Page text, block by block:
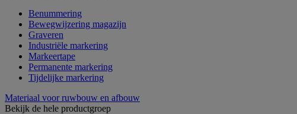
Benummering
Bewegwijzering magazijn
Graveren
Industriële markering
Markeertape
Permanente markering
Tijdelijke markering
Materiaal voor ruwbouw en afbouw
Bekijk de hele productgroep